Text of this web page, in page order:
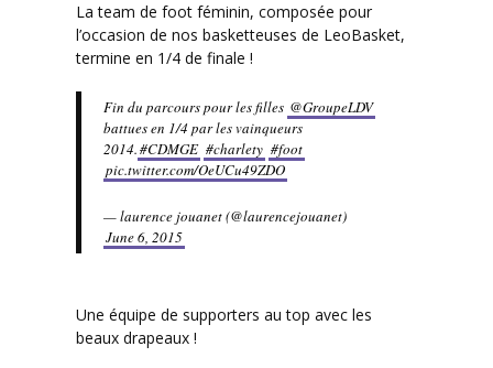
La team de foot féminin, composée pour
l’occasion de nos basketteuses de LeoBasket,
termine en 1/4 de finale !
Fin du parcours pour les filles @GroupeLDV
battues en 1/4 par les vainqueurs
2014.#CDMGE #charlety #foot
pic.twitter.com/OeUCu49ZDO
— laurence jouanet (@laurencejouanet)
June 6, 2015
Une équipe de supporters au top avec les
beaux drapeaux !